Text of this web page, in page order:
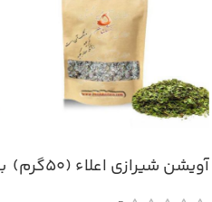
آویشن شیرازی اعلاء (۵۰گرم)